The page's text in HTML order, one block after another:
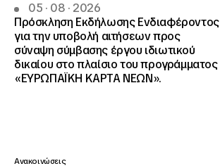
05 · 08 · 2026
Πρόσκληση Εκδήλωσης Ενδιαφέροντος
για την υποβολή αιτήσεων προς
σύναψη σύμβασης έργου ιδιωτικού
δικαίου στο πλαίσιο του προγράμματος
«ΕΥΡΩΠΑΪΚΗ ΚΑΡΤΑ ΝΕΩΝ».
Ανακοινώσεις